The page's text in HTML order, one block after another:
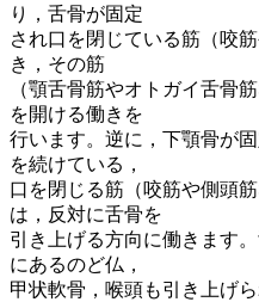
り，舌骨が固定
され口を閉じている筋（咬
き，その筋
（顎舌骨筋やオトガイ舌骨
を開ける働きを
行います。逆に，下顎骨が
を続けている，
口を閉じる筋（咬筋や側頭
は，反対に舌骨を
引き上げる方向に働きます
にあるのど仏，
甲状軟骨，喉頭も引き上げ